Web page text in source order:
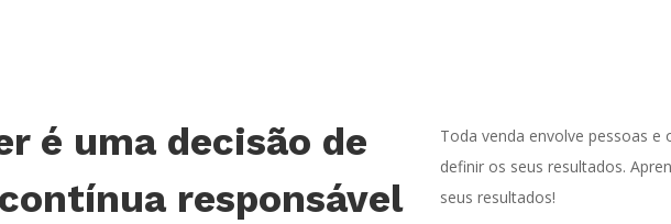
é uma decisão de
responsável
Toda venda envolve pessoas
definir os seus resultados.
seus resultados!